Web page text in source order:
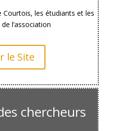
Courtois, les étudiants et les
l’association
le Site
chercheurs